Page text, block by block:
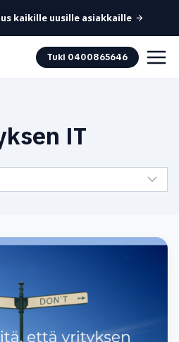
kaikille uusille asiakkaille
Tuki 0400865646
IT